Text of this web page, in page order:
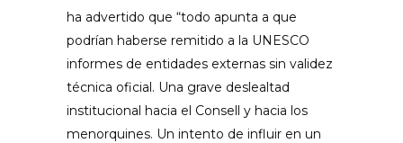
ha advertido que “todo apunta a que
podrían haberse remitido a la UNESCO
informes de entidades externas sin validez
técnica oficial. Una grave deslealtad
institucional hacia el Consell y hacia los
menorquines. Un intento de influir en un